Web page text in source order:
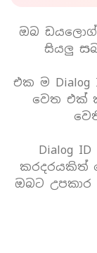
ඔබ
සියලු
එක ම
වෙත එක්
Dialog
කරදරයකිත්
ඔබට උපකාර